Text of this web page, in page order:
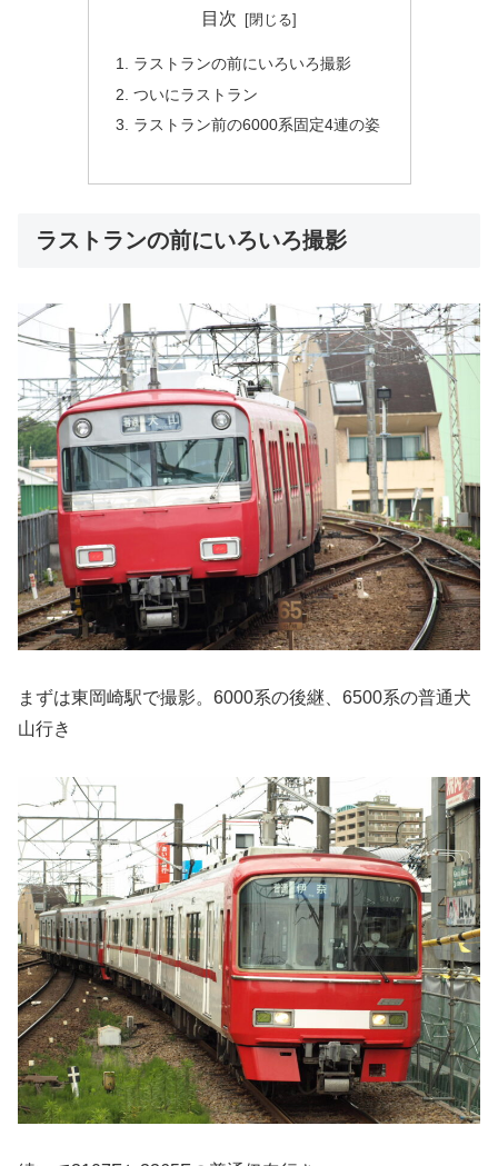
目次
ラストランの前にいろいろ撮影
ついにラストラン
ラストラン前の6000系固定4連の姿
ラストランの前にいろいろ撮影
まずは東岡崎駅で撮影。6000系の後継、6500系の普通犬
山行き